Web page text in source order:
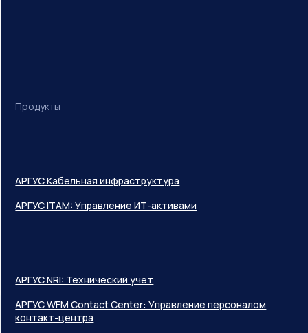
Продукты
АРГУС NRI: Технический учет
АРГУС WFM Contact Center: Управление персоналом
контакт-центра
АРГУС Кабельная инфраструктура
АРГУС ITAM: Управление ИТ-активами